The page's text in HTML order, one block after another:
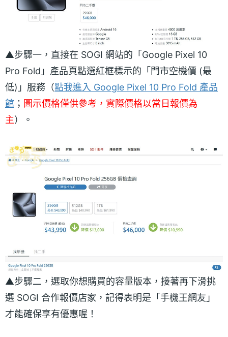
▲步驟一，直接在 SOGI 網站的「Google Pixel 10
Pro Fold」產品頁點選紅框標示的「門市空機價 (最
低)」服務（點我進入 Google Pixel 10 Pro Fold 產品
館 ； 圖示價格僅供參考，實際價格以當日報價為
主）。
▲步驟二，選取你想購買的容量版本，接著再下滑挑
選 SOGI 合作報價店家，記得表明是「手機王網友」
才能確保享有優惠喔！